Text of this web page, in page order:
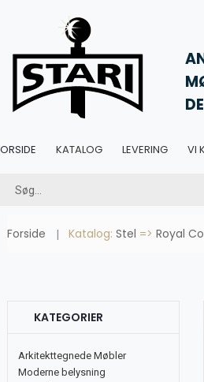
KATALOG LEVERING VI
Forside Katalog: Stel => Royal
KATEGORIER
Arkitekttegnede Møbler
Moderne belysning